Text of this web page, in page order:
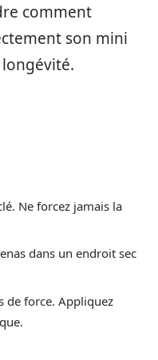
comment
son mini
Ne forcez jamais la
dans un endroit sec
de force. Appliquez